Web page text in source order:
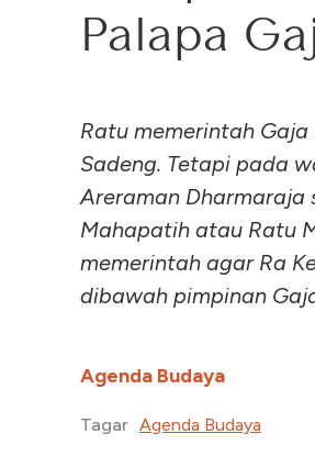
Palapa
Ratu memerintah
Sadeng. Tetapi pada
Areraman Dharmaraja
Mahapatih atau Ratu
memerintah agar Ra
dibawah pimpinan
Agenda Budaya
Tagar Agenda Budaya